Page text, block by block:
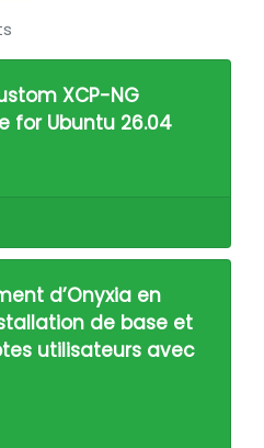
XCP-NG
for Ubuntu 26.04
d’Onyxia en
de base et
utilisateurs avec